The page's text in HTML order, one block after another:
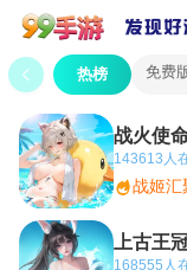
热榜 免费
战火使
143613人
战姬汇
上古王
168555人